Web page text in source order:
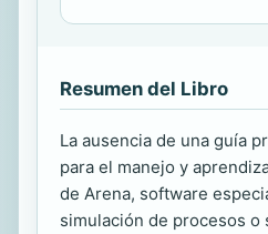
Resumen del Libro
La ausencia de una guía
para el manejo y
de Arena, software
simulación de procesos o